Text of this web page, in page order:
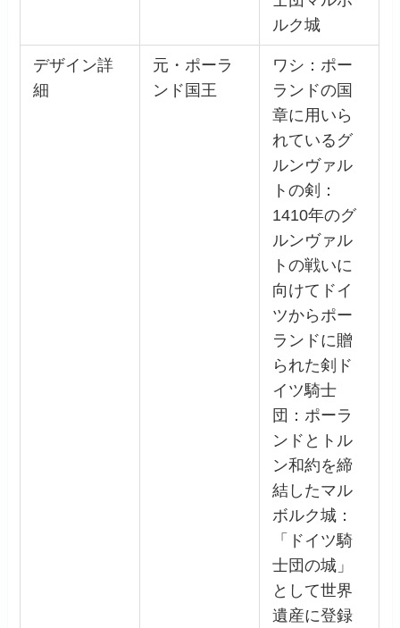
ルク城
デザイン詳
細
元・ポーラ
ンド国王
ワシ：ポー
ランドの国
章に用いら
れているグ
ルンヴァル
トの剣：
1410年のグ
ルンヴァル
トの戦いに
向けてドイ
ツからポー
ランドに贈
られた剣ド
イツ騎士
団：ポーラ
ンドとトル
ン和約を締
結したマル
ボルク城：
「ドイツ騎
士団の城」
として世界
遺産に登録